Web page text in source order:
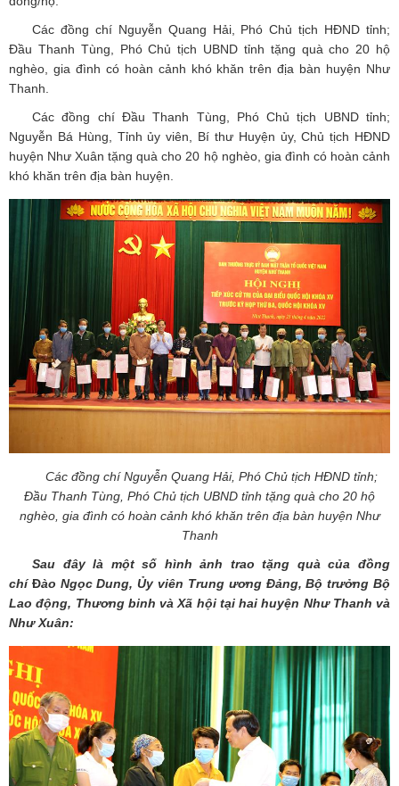
Các đồng chí Nguyễn Quang Hải, Phó Chủ tịch HĐND tỉnh;
Đầu Thanh Tùng, Phó Chủ tịch UBND tỉnh tặng quà cho 20 hộ
nghèo, gia đình có hoàn cảnh khó khăn trên địa bàn huyện Như
Thanh.
Các đồng chí Đầu Thanh Tùng, Phó Chủ tịch UBND tỉnh;
Nguyễn Bá Hùng, Tỉnh ủy viên, Bí thư Huyện ủy, Chủ tịch HĐND
huyện Như Xuân tặng quà cho 20 hộ nghèo, gia đình có hoàn cảnh
khó khăn trên địa bàn huyện.
Các đồng chí Nguyễn Quang Hải, Phó Chủ tịch HĐND tỉnh;
Đầu Thanh Tùng, Phó Chủ tịch UBND tỉnh tặng quà cho 20 hộ
nghèo, gia đình có hoàn cảnh khó khăn trên địa bàn huyện Như
Thanh
Sau đây là một số hình ảnh trao tặng quà của đồng
chíĐào Ngọc Dung, Ủy viên Trung ương Đảng, Bộ trưởng Bộ
Lao động, Thương binh và Xã hội tại hai huyện Như Thanh và
Như Xuân: